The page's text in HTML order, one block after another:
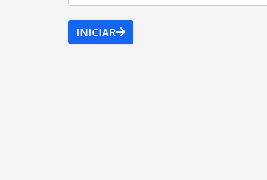
INICIAR